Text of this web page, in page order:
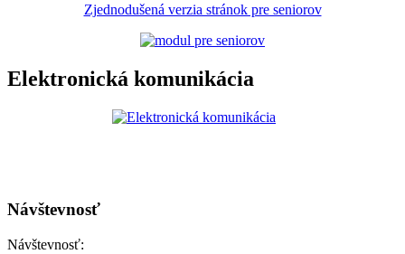
Zjednodušená verzia stránok pre seniorov
Elektronická komunikácia
Návštevnosť
Návštevnosť: